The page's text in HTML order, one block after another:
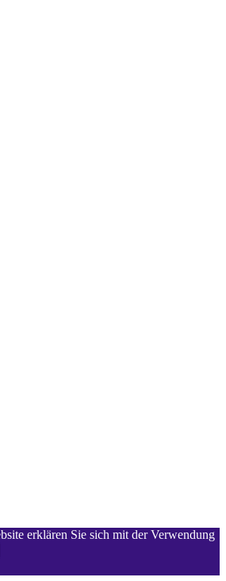
erklären Sie sich mit der Verwendung